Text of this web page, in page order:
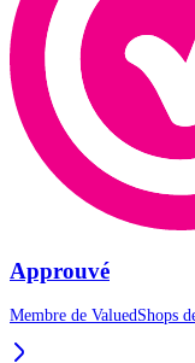
Approuvé
Membre de ValuedShops